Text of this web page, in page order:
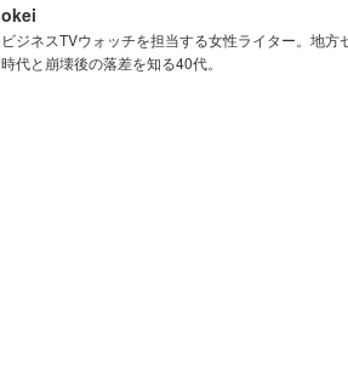
okei
ビジネスTVウォッチを担当する女性ライター。地
時代と崩壊後の落差を知る40代。